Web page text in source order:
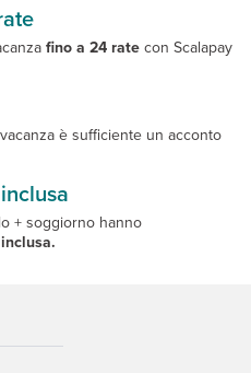
fino a 24 rate con Scalapay
è sufficiente un acconto
+ soggiorno hanno